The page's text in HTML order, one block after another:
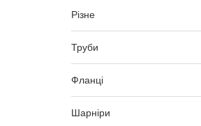
Різне
Труби
Фланці
Шарніри